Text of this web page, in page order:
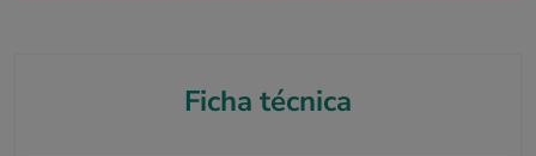
Ficha técnica